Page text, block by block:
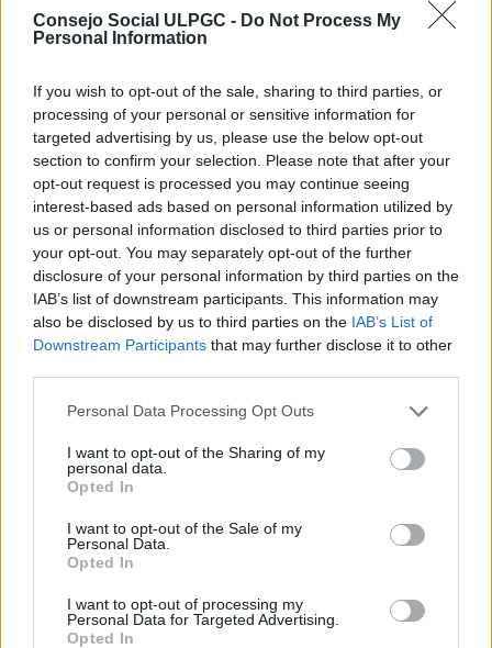
Consejo Social ULPGC - Do Not Process My
Personal Information
If you wish to opt-out of the sale, sharing to third parties, or
processing of your personal or sensitive information for
targeted advertising by us, please use the below opt-out
section to confirm your selection. Please note that after your
opt-out request is processed you may continue seeing
interest-based ads based on personal information utilized by
us or personal information disclosed to third parties prior to
your opt-out. You may separately opt-out of the further
disclosure of your personal information by third parties on the
IAB’s list of downstream participants. This information may
also be disclosed by us to third parties on the IAB’s List of
Downstream Participants that may further disclose it to other
Personal Data Processing Opt Outs
I want to opt-out of the Sharing of my
personal data.
Opted In
I want to opt-out of the Sale of my
Personal Data.
Opted In
I want to opt-out of processing my
Personal Data for Targeted Advertising.
Opted In
Se acordó darse por informado del grado de
cumplimiento del Plan Estratégico Institucional de la
143-04-07-2005-2:
Se acordó informar favorablemente, de acuerdo con
lo establecido en el artículo 3.2.b de la Ley 11/2003,
de 4 de abril, sobre Consejos Sociales y Coordinación
del Sistema Universitario de Canarias, las directrices
del presupuesto para el ejercicio 2006 y remitirlas al
Consejo de Gobierno de la Universidad.
143-04-07-2005-3:
Se acordó darse por informado del contenido del
Plan Estratégico de la Biblioteca Universitaria 2005-
143-04-07-2005-4:
artículo 4.3 de la Ley 11/2003, de 4 de abril, sobre
Consejos Sociales y Coordinación del Sistema
Universitario de Canarias, que los bienes de
extraordinario valor serán aquellos bienes mayores
a seis mil euros de valor neto contable (6.000 €)
exceptuando aquellos que tenga un valor artístico y